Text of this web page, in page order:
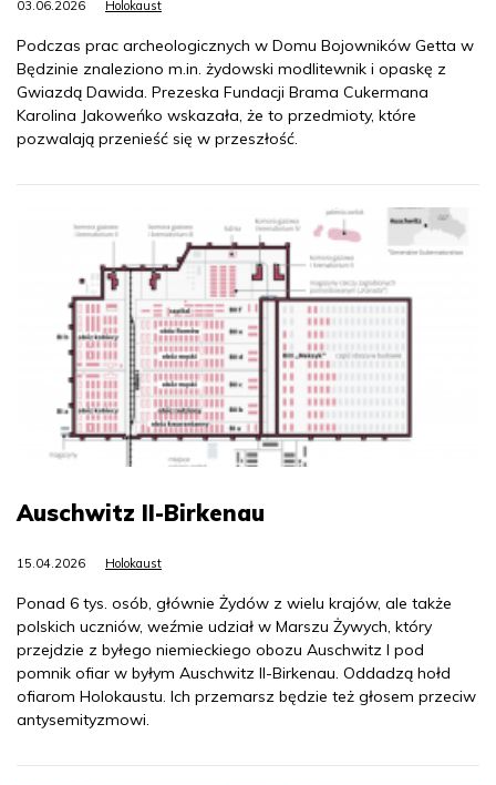
03.06.2026 Holokaust
Podczas prac archeologicznych w Domu Bojowników Getta w
Będzinie znaleziono m.in. żydowski modlitewnik i opaskę z
Gwiazdą Dawida. Prezeska Fundacji Brama Cukermana
Karolina Jakoweńko wskazała, że to przedmioty, które
pozwalają przenieść się w przeszłość.
Auschwitz II-Birkenau
15.04.2026 Holokaust
Ponad 6 tys. osób, głównie Żydów z wielu krajów, ale także
polskich uczniów, weźmie udział w Marszu Żywych, który
przejdzie z byłego niemieckiego obozu Auschwitz I pod
pomnik ofiar w byłym Auschwitz II-Birkenau. Oddadzą hołd
ofiarom Holokaustu. Ich przemarsz będzie też głosem przeciw
antysemityzmowi.